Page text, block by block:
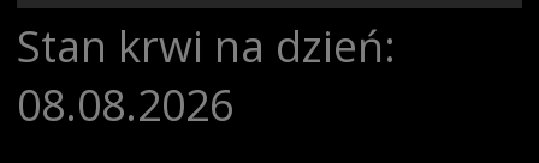
Stan krwi na dzień:
08.08.2026